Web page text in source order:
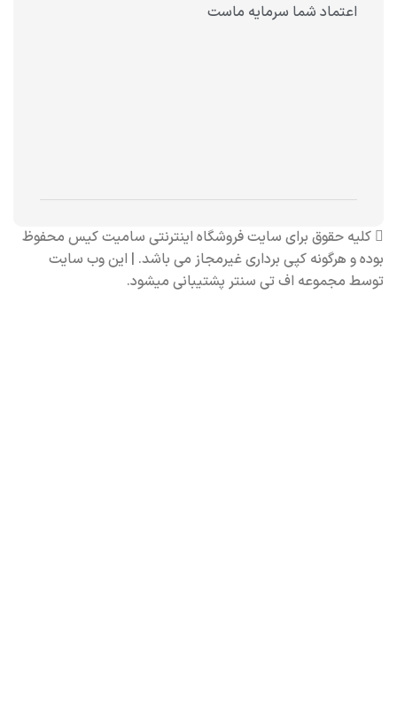
اعتماد شما سرمایه ماست
کلیه حقوق برای سایت فروشگاه اینترنتی سامیت کیس محفوظ
بوده و هرگونه کپی برداری غیرمجاز می باشد. | این وب سایت
توسط مجموعه اف تی سنتر پشتیبانی میشود.